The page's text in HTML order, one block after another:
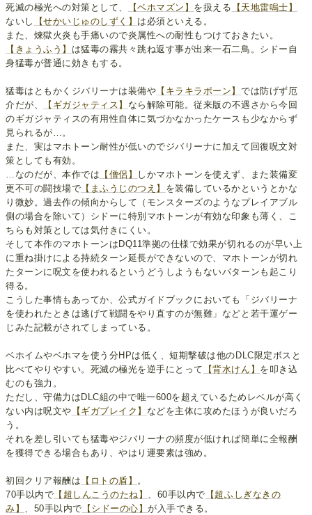
死滅の極光への対策として、
【ベホマズン】 を扱える 【天地雷鳴士】
ないし
【せかいじゅのしずく】 は必須といえる。
また、煉獄火炎も手痛いので炎属性への耐性もつけておきたい。
【きょうふう】 は猛毒の霧共々跳ね返す事が出来一石二鳥。シドー自
身猛毒が普通に効きもする。
猛毒はともかくジバリーナは装備や 【キラキラポーン】では防げず厄
介だが、
【ギガジャティス】 なら解除可能。従来版の不遇さから今回
のギガジャティスの有用性自体に気づかなかったケースも少なからず
見られるが…。
また、実はマホトーン耐性が低いのでジバリーナに加えて回復呪文対
策としても有効。
…なのだが、本作では 【僧侶】
しかマホトーンを使えず、また装備変
更不可の闘技場で 【まふうじのつえ】 を装備しているかというとかな
り微妙。過去作の傾向からして（モンスターズのようなプレイアブル
側の場合を除いて）シドーに特別マホトーンが有効な印象も薄く、こ
ちらも対策としては気付きにくい。
そして本作のマホトーンはDQ11準拠の仕様で効果が切れるのが早い上
に重ね掛けによる持続ターン延長ができないので、マホトーンが切れ
たターンに呪文を使われるというどうしようもないパターンも起こり
得る。
こうした事情もあってか、公式ガイドブックにおいても「ジバリーナ
を使われたときは逃げて戦闘をやり直すのが無難」などと若干運ゲー
じみた記載がされてしまっている。
ベホイムやベホマを使う分HPは低く、短期撃破は他のDLC限定ボスと
比べてやりやすい。死滅の極光を逆手にとって
【背水けん】 を叩き込
むのも強力。
ただし、守備力はDLC組の中で唯一600を超えているためレベルが高く
ない内は呪文や 【ギガブレイク】 などを主体に攻めたほうが良いだろ
う。
それを差し引いても猛毒やジバリーナの頻度が低ければ簡単に全報酬
を獲得できる場合もあり、やはり運要素は強め。
初回クリア報酬は 【ロトの盾】 。
70手以内で 【超しんこうのたね】 、60手以内で 【超ふしぎなきの
み】 、50手以内で 【シドーの心】が入手できる。